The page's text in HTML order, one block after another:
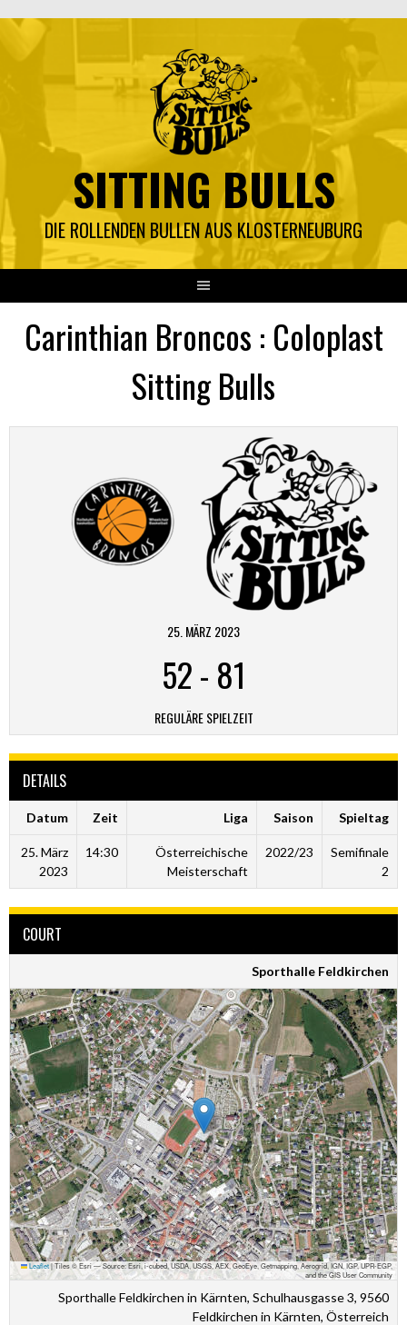
zum
Inhalt
SITTING BULLS
DIE ROLLENDEN BULLEN AUS KLOSTERNEUBURG
Carinthian Broncos : Coloplast
Sitting Bulls
25. MÄRZ 2023
52- 81
REGULÄRE SPIELZEIT
DETAILS
Datum Zeit Liga Saison Spieltag
25. März
2023
14:30
Österreichische
Meisterschaft
2022/23
Semifinale
2
COURT
Sporthalle Feldkirchen
Leaflet|Tiles © Esri — Source: Esri, i-cubed, USDA, USGS, AEX, GeoEye, Getmapping, Aerogrid, IGN, IGP, UPR-EGP,
and the GIS User Community
Sporthalle Feldkirchen in Kärnten, Schulhausgasse 3, 9560
Feldkirchen in Kärnten, Österreich